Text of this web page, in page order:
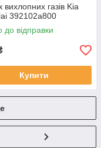
вихлопних газів Kia
392102a800
до відправки
Купити